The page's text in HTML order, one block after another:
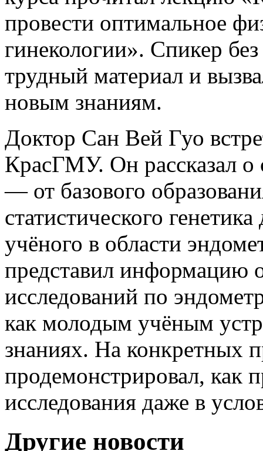
провести оптимальное
гинекологии». Спикер
трудный материал и
новым знаниям.
Доктор Сан Вей Гуо
КрасГМУ. Он рассказал о
— от базового
статистического
учёного в области
представил информацию
исследований по
как молодым учёным
знаниях. На конкретных
продемонстрировал, как
исследования даже в
Другие новости